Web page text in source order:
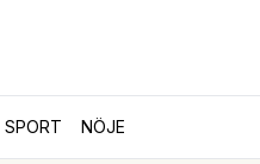
SPORT NÖJE